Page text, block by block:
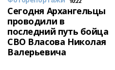
Сегодня Архангельцы
проводили в
последний путь бойца
СВО Власова Николая
Валерьевича